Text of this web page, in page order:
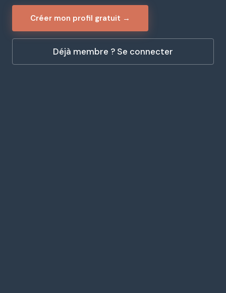
Créer mon profil gratuit →
Déjà membre ? Se connecter